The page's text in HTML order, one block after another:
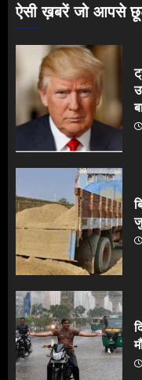
ऐसी ख़बरें जो आपसे